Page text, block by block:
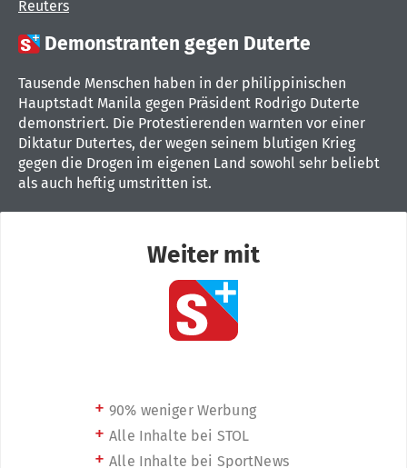
Reuters
 Demonstranten gegen Duterte
Tausende Menschen haben in der philippinischen
Hauptstadt Manila gegen Präsident Rodrigo Duterte
demonstriert. Die Protestierenden warnten vor einer
Diktatur Dutertes, der wegen seinem blutigen Krieg
gegen die Drogen im eigenen Land sowohl sehr beliebt
als auch heftig umstritten ist.